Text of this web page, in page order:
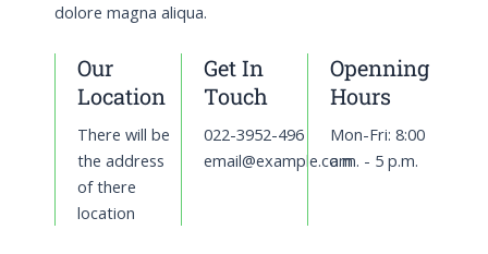
dolore magna aliqua.
Our
Location
There will be
the address
of there
location
Get In
Touch
022-3952-496
email@example.com
Openning
Hours
Mon-Fri: 8:00
a.m. - 5 p.m.